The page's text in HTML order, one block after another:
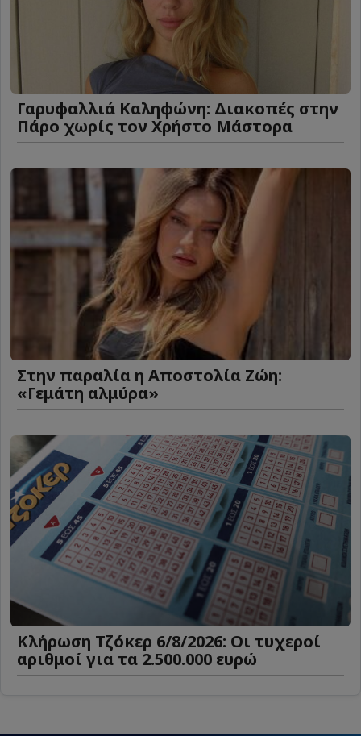
Γαρυφαλλιά Καληφώνη: Διακοπές στην
Πάρο χωρίς τον Χρήστο Μάστορα
Στην παραλία η Αποστολία Ζώη:
«Γεμάτη αλμύρα»
Κλήρωση Τζόκερ 6/8/2026: Οι τυχεροί
αριθμοί για τα 2.500.000 ευρώ